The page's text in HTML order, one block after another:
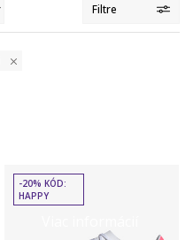
Filtre
-20% KÓD:
HAPPY